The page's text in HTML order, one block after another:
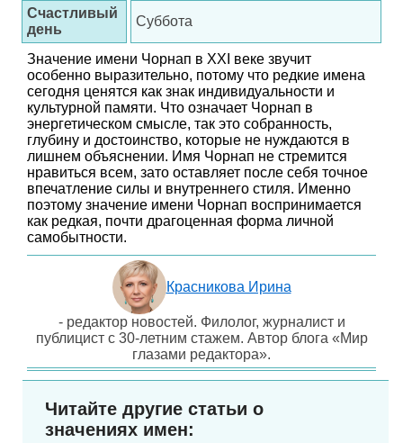
Счастливый
день
Суббота
Значение имени Чорнап в XXI веке звучит
особенно выразительно, потому что редкие имена
сегодня ценятся как знак индивидуальности и
культурной памяти. Что означает Чорнап в
энергетическом смысле, так это собранность,
глубину и достоинство, которые не нуждаются в
лишнем объяснении. Имя Чорнап не стремится
нравиться всем, зато оставляет после себя точное
впечатление силы и внутреннего стиля. Именно
поэтому значение имени Чорнап воспринимается
как редкая, почти драгоценная форма личной
самобытности.
Красникова Ирина
- редактор новостей. Филолог, журналист и
публицист с 30-летним стажем. Автор блога «Мир
глазами редактора».
Читайте другие статьи о
значениях имен: